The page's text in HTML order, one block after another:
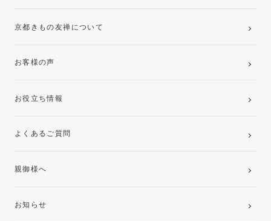
京都きもの友禅について
お客様の声
お役立ち情報
よくあるご質問
親御様へ
お知らせ